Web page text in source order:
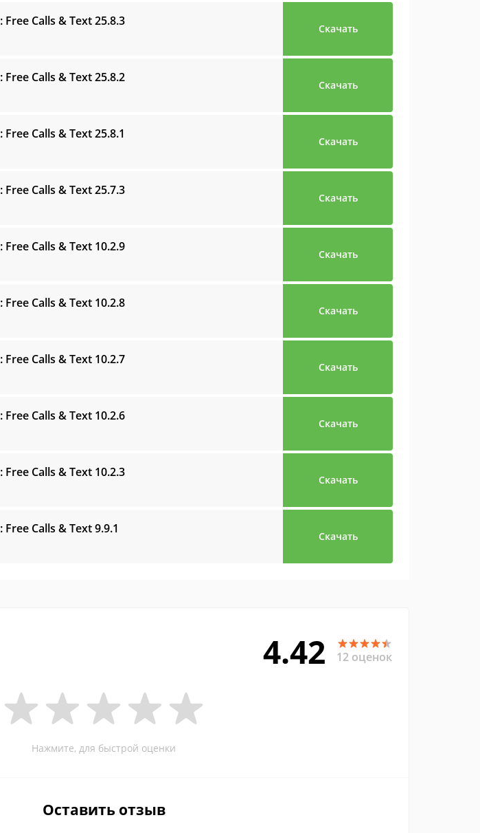
Calls & Text25.8.3
Скачать
Calls & Text25.8.2
Скачать
Calls & Text25.8.1
Скачать
Calls & Text25.7.3
Скачать
Calls & Text 10.2.9
Скачать
Calls & Text 10.2.8
Скачать
Calls & Text 10.2.7
Скачать
Calls & Text 10.2.6
Скачать
Calls & Text 10.2.3
Скачать
Calls & Text9.9.1
Скачать
4.42 12 оценок
Нажмите, для быстрой оценки
Оставить отзыв